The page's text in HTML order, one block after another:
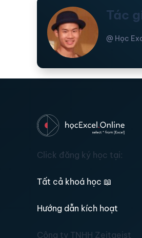
Tác
@ Học
Click đăng ký học tại:
Tất cả khoá học 📖
Hướng dẫn kích hoạt
Công ty TNHH Zeitgeist